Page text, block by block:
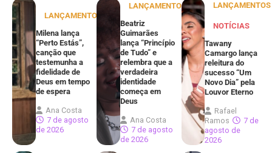
LANÇAMENTOS
Milena lança
“Perto Estás”,
canção que
testemunha a
fidelidade de
Deus em tempo
de espera
Ana Costa
7 de agosto
de 2026
LANÇAMENTOS
Beatriz
Guimarães
lança “Princípio
de Tudo” e
relembra que a
verdadeira
identidade
começa em
Deus
Ana Costa
7 de agosto
de 2026
LANÇAMENTOS
NOTÍCIAS
Tawany
Camargo lança
releitura do
sucesso “Um
Novo Dia” pela
Louvor Eterno
Rafael
Ramos
7 de
agosto de
2026